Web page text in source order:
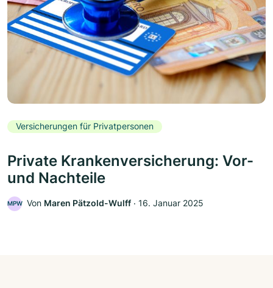
Versicherungen für Privatpersonen
Private Krankenversicherung: Vor-
und Nachteile
MPW Von Maren Pätzold-Wulff ‧ 16. Januar 2025